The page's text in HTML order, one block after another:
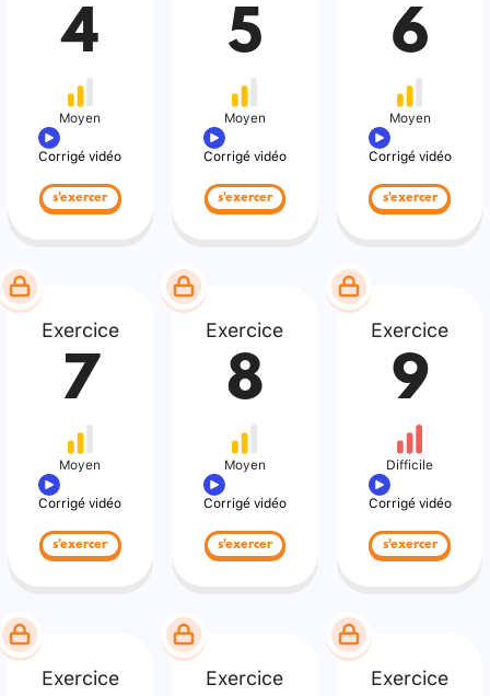
4
Moyen
Corrigé vidéo
s'exercer
5
Moyen
Corrigé vidéo
s'exercer
6
Moyen
Corrigé vidéo
s'exercer
Exercice
7
Moyen
Corrigé vidéo
s'exercer
Exercice
8
Moyen
Corrigé vidéo
s'exercer
Exercice
9
Difficile
Corrigé vidéo
s'exercer
Exercice Exercice Exercice